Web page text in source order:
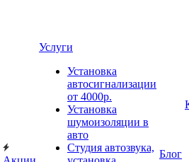
Услуги
Установка
автосигнализации
от 4000р.
Установка
шумоизоляции в
авто
Студия автозвука,
Блог